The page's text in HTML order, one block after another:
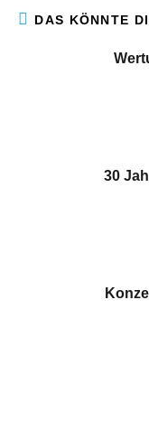
DAS KÖNNTE
30